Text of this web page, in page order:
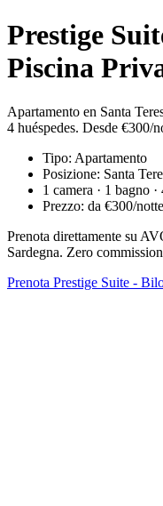
Prestige
Piscina
Apartamento en Santa
4 huéspedes. Desde €300/
Tipo: Apartamento
Posizione: Santa
1 camera · 1 bagno
Prezzo: da €300/notte
Prenota direttamente su
Sardegna. Zero
Prenota Prestige Suite -